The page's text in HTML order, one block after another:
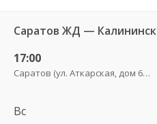
Саратов ЖД — Калининск
17:00
Саратов (ул. Аткарская, дом 66 А)
Вс